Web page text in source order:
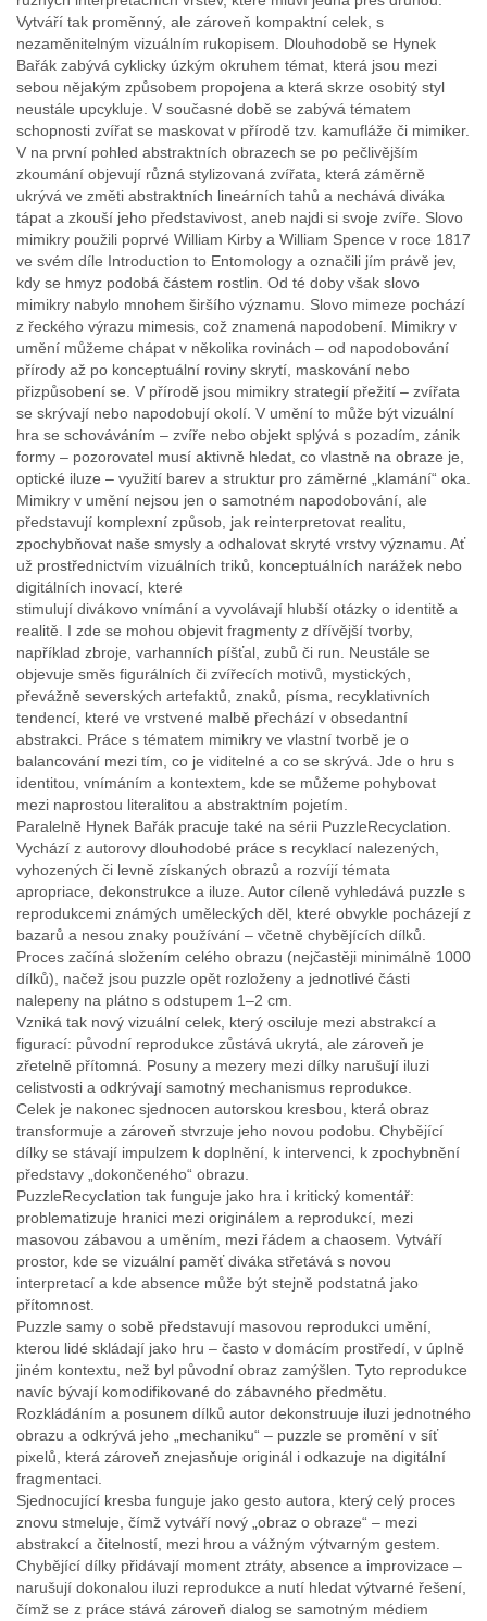
Vytváří tak proměnný, ale zároveň kompaktní celek, s
nezaměnitelným vizuálním rukopisem. Dlouhodobě se Hynek
Bařák zabývá cyklicky úzkým okruhem témat, která jsou mezi
sebou nějakým způsobem propojena a která skrze osobitý styl
neustále upcykluje. V současné době se zabývá tématem
schopnosti zvířat se maskovat v přírodě tzv. kamufláže či mimiker.
V na první pohled abstraktních obrazech se po pečlivějším
zkoumání objevují různá stylizovaná zvířata, která záměrně
ukrývá ve změti abstraktních lineárních tahů a nechává diváka
tápat a zkouší jeho představivost, aneb najdi si svoje zvíře. Slovo
mimikry použili poprvé William Kirby a William Spence v roce 1817
ve svém díle Introduction to Entomology a označili jím právě jev,
kdy se hmyz podobá částem rostlin. Od té doby však slovo
mimikry nabylo mnohem širšího významu. Slovo mimeze pochází
z řeckého výrazu mimesis, což znamená napodobení. Mimikry v
umění můžeme chápat v několika rovinách – od napodobování
přírody až po konceptuální roviny skrytí, maskování nebo
přizpůsobení se. V přírodě jsou mimikry strategií přežití – zvířata
se skrývají nebo napodobují okolí. V umění to může být vizuální
hra se schováváním – zvíře nebo objekt splývá s pozadím, zánik
formy – pozorovatel musí aktivně hledat, co vlastně na obraze je,
optické iluze – využití barev a struktur pro záměrné „klamání“ oka.
Mimikry v umění nejsou jen o samotném napodobování, ale
představují komplexní způsob, jak reinterpretovat realitu,
zpochybňovat naše smysly a odhalovat skryté vrstvy významu. Ať
už prostřednictvím vizuálních triků, konceptuálních narážek nebo
digitálních inovací, které
stimulují divákovo vnímání a vyvolávají hlubší otázky o identitě a
realitě. I zde se mohou objevit fragmenty z dřívější tvorby,
například zbroje, varhanních píšťal, zubů či run. Neustále se
objevuje směs figurálních či zvířecích motivů, mystických,
převážně severských artefaktů, znaků, písma, recyklativních
tendencí, které ve vrstvené malbě přechází v obsedantní
abstrakci. Práce s tématem mimikry ve vlastní tvorbě je o
balancování mezi tím, co je viditelné a co se skrývá. Jde o hru s
identitou, vnímáním a kontextem, kde se můžeme pohybovat
mezi naprostou literalitou a abstraktním pojetím.
Paralelně Hynek Bařák pracuje také na sérii PuzzleRecyclation.
Vychází z autorovy dlouhodobé práce s recyklací nalezených,
vyhozených či levně získaných obrazů a rozvíjí témata
apropriace, dekonstrukce a iluze. Autor cíleně vyhledává puzzle s
reprodukcemi známých uměleckých děl, které obvykle pocházejí z
bazarů a nesou znaky používání – včetně chybějících dílků.
Proces začíná složením celého obrazu (nejčastěji minimálně 1000
dílků), načež jsou puzzle opět rozloženy a jednotlivé části
nalepeny na plátno s odstupem 1–2 cm.
Vzniká tak nový vizuální celek, který osciluje mezi abstrakcí a
figurací: původní reprodukce zůstává ukrytá, ale zároveň je
zřetelně přítomná. Posuny a mezery mezi dílky narušují iluzi
celistvosti a odkrývají samotný mechanismus reprodukce.
Celek je nakonec sjednocen autorskou kresbou, která obraz
transformuje a zároveň stvrzuje jeho novou podobu. Chybějící
dílky se stávají impulzem k doplnění, k intervenci, k zpochybnění
představy „dokončeného“ obrazu.
PuzzleRecyclation tak funguje jako hra i kritický komentář:
problematizuje hranici mezi originálem a reprodukcí, mezi
masovou zábavou a uměním, mezi řádem a chaosem. Vytváří
prostor, kde se vizuální paměť diváka střetává s novou
interpretací a kde absence může být stejně podstatná jako
přítomnost.
Puzzle samy o sobě představují masovou reprodukci umění,
kterou lidé skládají jako hru – často v domácím prostředí, v úplně
jiném kontextu, než byl původní obraz zamýšlen. Tyto reprodukce
navíc bývají komodifikované do zábavného předmětu.
Rozkládáním a posunem dílků autor dekonstruuje iluzi jednotného
obrazu a odkrývá jeho „mechaniku“ – puzzle se promění v síť
pixelů, která zároveň znejasňuje originál i odkazuje na digitální
fragmentaci.
Sjednocující kresba funguje jako gesto autora, který celý proces
znovu stmeluje, čímž vytváří nový „obraz o obraze“ – mezi
abstrakcí a čitelností, mezi hrou a vážným výtvarným gestem.
Chybějící dílky přidávají moment ztráty, absence a improvizace –
narušují dokonalou iluzi reprodukce a nutí hledat výtvarné řešení,
čímž se z práce stává zároveň dialog se samotným médiem